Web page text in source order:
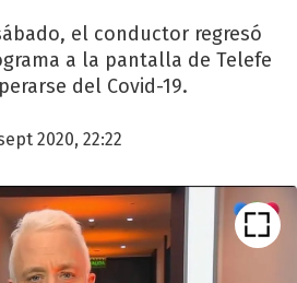
el conductor regresó
a la pantalla de Telefe
del Covid-19.
2020, 22:22